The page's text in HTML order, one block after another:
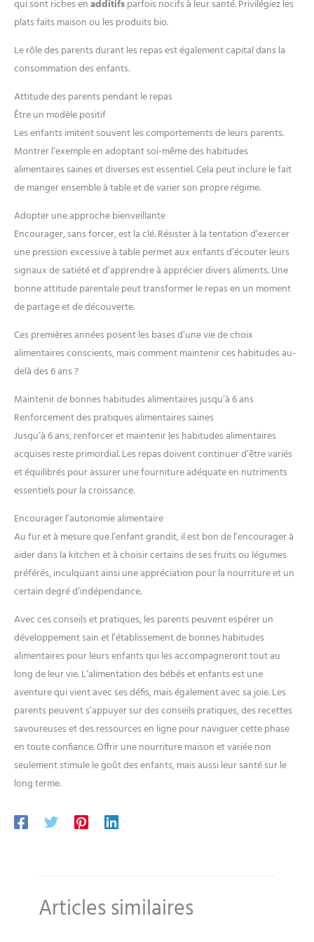
qui sont riches enadditifsparfois nocifs à leur santé. Privilégiez les
plats faits maison ou les produits bio.
Le rôle des parents durant les repas est également capital dans la
consommation des enfants.
Attitude des parents pendant le repas
Être un modèle positif
Les enfants imitent souvent les comportements de leurs parents.
Montrer l’exemple en adoptant soi-même des habitudes
alimentaires saines et diverses est essentiel. Cela peut inclure le fait
de manger ensemble à table et de varier son propre régime.
Adopter une approche bienveillante
Encourager, sans forcer, est la clé. Résister à la tentation d’exercer
une pression excessive à table permet aux enfants d’écouter leurs
signaux de satiété et d’apprendre à apprécier divers aliments. Une
bonne attitude parentale peut transformer le repas en un moment
de partage et de découverte.
Ces premières années posent les bases d’une vie de choix
alimentaires conscients, mais comment maintenir ces habitudes au-
delà des 6 ans ?
Maintenir de bonnes habitudes alimentaires jusqu’à 6 ans
Renforcement des pratiques alimentaires saines
Jusqu’à 6 ans, renforcer et maintenir les habitudes alimentaires
acquises reste primordial. Les repas doivent continuer d’être variés
et équilibrés pour assurer une fourniture adéquate en nutriments
essentiels pour la croissance.
Encourager l’autonomie alimentaire
Au fur et à mesure que l’enfant grandit, il est bon de l’encourager à
aider dans la kitchen et à choisir certains de ses fruits ou légumes
préférés, inculquant ainsi une appréciation pour la nourriture et un
certain degré d’indépendance.
Avec ces conseils et pratiques, les parents peuvent espérer un
développement sain et l’établissement de bonnes habitudes
alimentaires pour leurs enfants qui les accompagneront tout au
long de leur vie. L’alimentation des bébés et enfants est une
aventure qui vient avec ses défis, mais également avec sa joie. Les
parents peuvent s’appuyer sur des conseils pratiques, des recettes
savoureuses et des ressources en ligne pour naviguer cette phase
en toute confiance. Offrir une nourriture maison et variée non
seulement stimule le goût des enfants, mais aussi leur santé sur le
long terme.
Articles similaires